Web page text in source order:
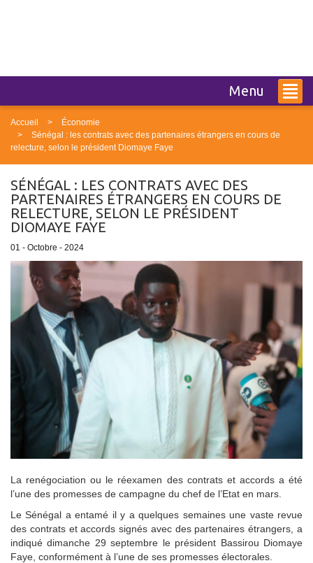
Menu
Accueil
Économie
Sénégal : les contrats avec des partenaires étrangers en cours de
relecture, selon le président Diomaye Faye
SÉNÉGAL : LES CONTRATS AVEC DES
PARTENAIRES ÉTRANGERS EN COURS DE
RELECTURE, SELON LE PRÉSIDENT
DIOMAYE FAYE
01 - Octobre - 2024
La renégociation ou le réexamen des contrats et accords a été
l’une des promesses de campagne du chef de l’Etat en mars.
Le Sénégal a entamé il y a quelques semaines une vaste revue
des contrats et accords signés avec des partenaires étrangers, a
indiqué dimanche 29 septembre le président Bassirou Diomaye
Faye, conformément à l’une de ses promesses électorales.